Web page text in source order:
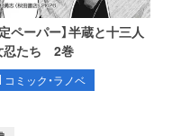
定ペーパー】半蔵と十三人
忍たち 2巻
コミック・ラノベ